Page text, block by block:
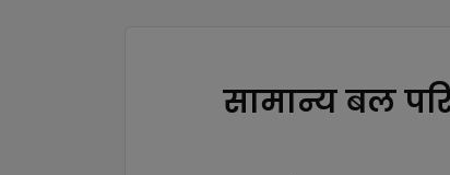
सामान्य बल